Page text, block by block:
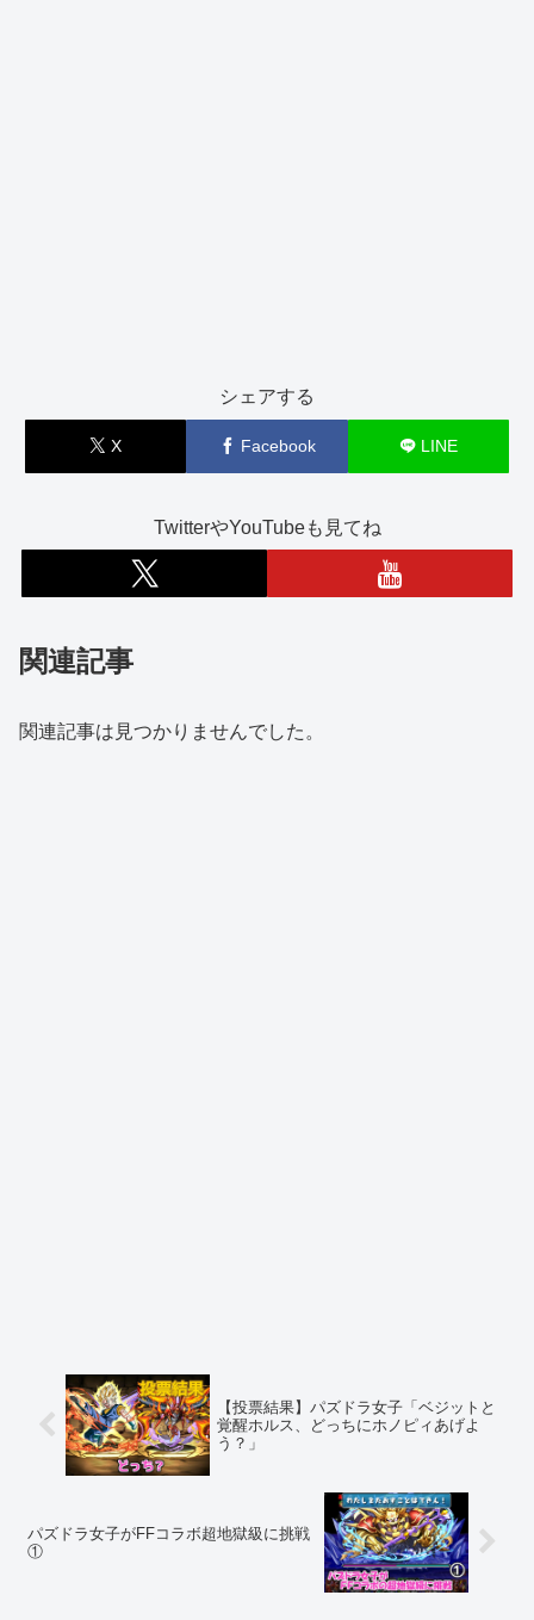
シェアする
X Facebook LINE
TwitterやYouTubeも見てね
関連記事
関連記事は見つかりませんでした。
【投票結果】パズドラ女子「ベジットと
覚醒ホルス、どっちにホノピィあげよ
う？」
パズドラ女子がFFコラボ超地獄級に挑戦
①